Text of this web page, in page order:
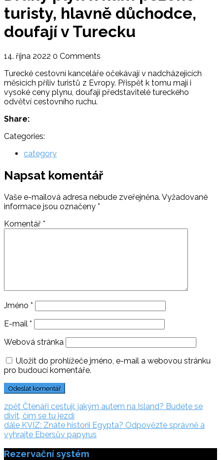
turisty, hlavně důchodce,
doufají v Turecku
14. října 2022 0 Comments
Turecké cestovní kanceláře očekávají v nadcházejících
měsících příliv turistů z Evropy. Přispět k tomu mají i
vysoké ceny plynu, doufají představitelé tureckého
odvětví cestovního ruchu.
Share:
Categories:
category
Napsat komentář
Vaše e-mailová adresa nebude zveřejněna. Vyžadované
informace jsou označeny *
Komentář *
Jméno *
E-mail *
Webová stránka
Uložit do prohlížeče jméno, e-mail a webovou stránku
pro budoucí komentáře.
Navigace
pro
příspěvek
zpět zpět:
Čtenáři cestují: jakým autem na Island? Budete se
divit, čím se tu jezdí
dále dále:
KVÍZ: Znáte historii Egypta? Odpovězte správně a
vyhrajte Ebersův papyrus
Rezervační systém